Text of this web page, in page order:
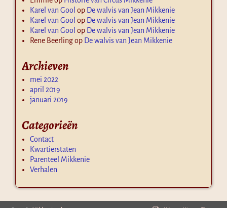
Karel van Gool op De walvis van Jean Mikkenie
Karel van Gool op De walvis van Jean Mikkenie
Karel van Gool op De walvis van Jean Mikkenie
Rene Beerlingop De walvis van Jean Mikkenie
Archieven
mei 2022
april 2019
januari 2019
Categorieën
Contact
Kwartierstaten
Parenteel Mikkenie
Verhalen